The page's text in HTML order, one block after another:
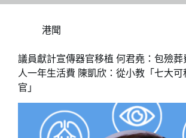
港聞
議員獻計宣傳器官移植 何君堯：包殮葬
人一年生活費 陳凱欣：從小教「七大可
官」